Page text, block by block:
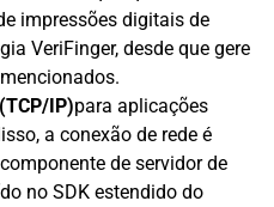
impressões digitais de
VeriFinger, desde que gere
IP)para aplicações
a conexão de rede é
de servidor de
no SDK estendido do